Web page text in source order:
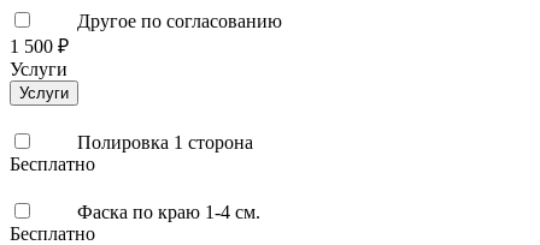
Другое по согласованию
1 500 ₽
Услуги
Услуги
Полировка 1 сторона
Бесплатно
Фаска по краю 1-4 см.
Бесплатно